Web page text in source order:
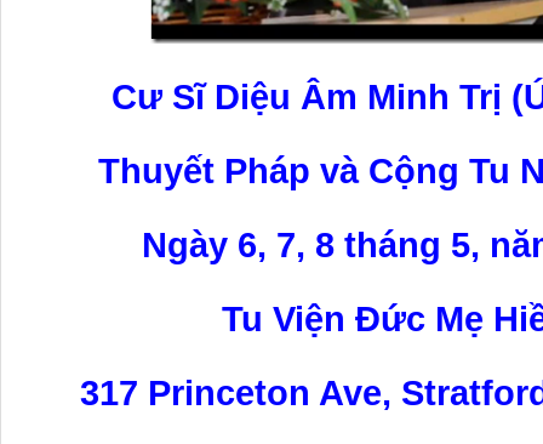
Cư Sĩ Diệu Âm Minh Trị
Thuyết Pháp và Cộng Tu
Ngày 6, 7, 8 tháng 5,
Tu Viện Đức Mẹ
317 Princeton Ave,